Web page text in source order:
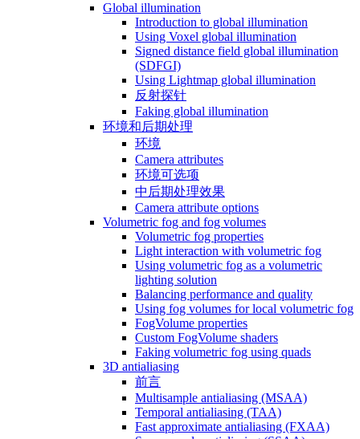
Global illumination
Introduction to global illumination
Using Voxel global illumination
Signed distance field global illumination
(SDFGI)
Using Lightmap global illumination
反射探针
Faking global illumination
环境和后期处理
环境
Camera attributes
环境可选项
中后期处理效果
Camera attribute options
Volumetric fog and fog volumes
Volumetric fog properties
Light interaction with volumetric fog
Using volumetric fog as a volumetric
lighting solution
Balancing performance and quality
Using fog volumes for local volumetric fog
FogVolume properties
Custom FogVolume shaders
Faking volumetric fog using quads
3D antialiasing
前言
Multisample antialiasing (MSAA)
Temporal antialiasing (TAA)
Fast approximate antialiasing (FXAA)